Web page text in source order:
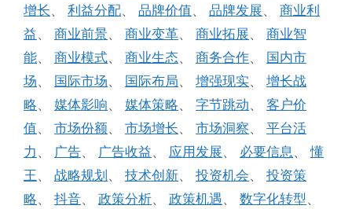
增长、 利益分配、 品牌价值、 品牌发展、 商业利
益、 商业前景、 商业变革、 商业拓展、 商业智
能、 商业模式、 商业生态、 商务合作、 国内市
场、 国际市场、 国际布局、 增强现实、 增长战
略、 媒体影响、 媒体策略、 字节跳动、 客户价
值、 市场份额、 市场增长、 市场洞察、 平台活
力 、 广告、 广告收益、 应用发展、 必要信息、懂
王、 战略规划 、 技术创新、 投资机会、 投资策
略、 抖音、 政策分析、 政策机遇、 数字化转型、